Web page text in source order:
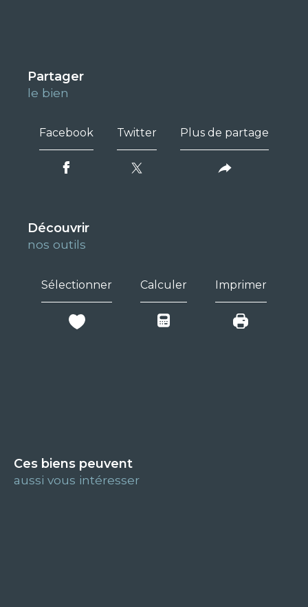
partager
le bien
Facebook Twitter Plus de partage
découvrir
nos outils
Sélectionner Calculer Imprimer
Ces biens peuvent
aussi vous intéresser